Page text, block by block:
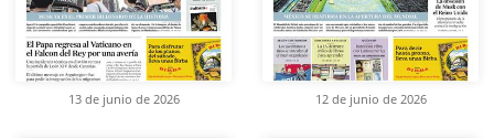
13 de junio de 2026 12 de junio de 2026